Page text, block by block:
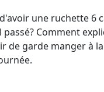
une ruchette 6
Comment
de garde manger à